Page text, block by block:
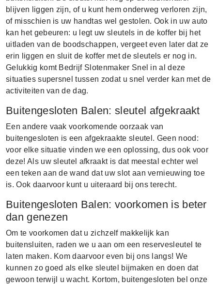
blijven liggen zijn, of u kunt hem onderweg verloren zijn,
of misschien is uw handtas wel gestolen. Ook in uw auto
kan het gebeuren: u legt uw sleutels in de koffer bij het
uitladen van de boodschappen, vergeet even later dat ze
erin liggen en sluit de koffer met de sleutels er nog in.
Gelukkig komt Bedrijf Slotenmaker Snel in al deze
situaties supersnel tussen zodat u snel verder kan met de
activiteiten van de dag.
Buitengesloten Balen: sleutel afgekraakt
Een andere vaak voorkomende oorzaak van
buitengesloten is een afgekraakte sleutel. Geen nood:
voor elke situatie vinden we een oplossing, dus ook voor
deze! Als uw sleutel afkraakt is dat meestal echter wel
een teken aan de wand dat uw slot aan vernieuwing toe
is. Ook daarvoor kunt u uiteraard bij ons terecht.
Buitengesloten Balen: voorkomen is beter
dan genezen
Om te voorkomen dat u zichzelf makkelijk kan
buitensluiten, raden we u aan om een reservesleutel te
laten maken. Kom daarvoor even bij ons langs! We
kunnen zo goed als elke sleutel bijmaken en doen dat
gewoon terwijl u wacht. Kortom, buitengesloten bel onze